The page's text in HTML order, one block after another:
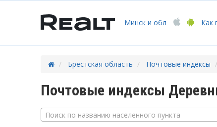
Минск и обл Как
Брестская область Почтовые индексы
Почтовые индексы
Поиск по названию населенного пункта